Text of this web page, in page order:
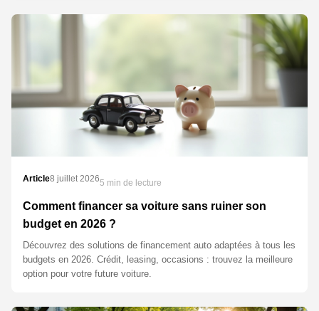
Article8 juillet 20265 min de lecture
Comment financer sa voiture sans ruiner son
budget en 2026 ?
Découvrez des solutions de financement auto adaptées à tous les
budgets en 2026. Crédit, leasing, occasions : trouvez la meilleure
option pour votre future voiture.